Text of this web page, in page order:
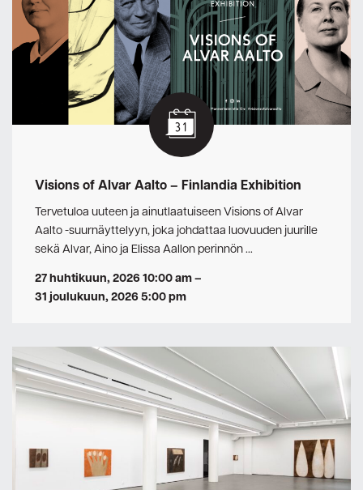
Visions of Alvar Aalto – Finlandia Exhibition
Tervetuloa uuteen ja ainutlaatuiseen Visions of Alvar
Aalto -suurnäyttelyyn, joka johdattaa luovuuden juurille
sekä Alvar, Aino ja Elissa Aallon perinnön …
27 huhtikuun, 2026 10:00 am–
31 joulukuun, 2026 5:00 pm